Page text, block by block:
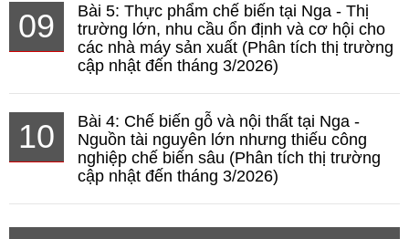
09
Bài 5: Thực phẩm chế biến tại Nga - Thị
trường lớn, nhu cầu ổn định và cơ hội cho
các nhà máy sản xuất (Phân tích thị trường
cập nhật đến tháng 3/2026)
10
Bài 4: Chế biến gỗ và nội thất tại Nga -
Nguồn tài nguyên lớn nhưng thiếu công
nghiệp chế biến sâu (Phân tích thị trường
cập nhật đến tháng 3/2026)